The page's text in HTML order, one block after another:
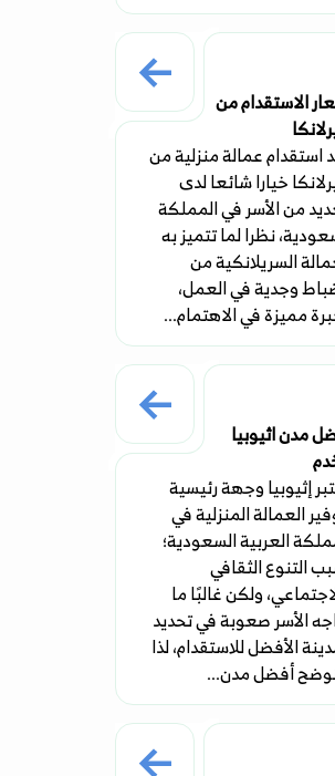
الاستقدام من
استقدام عمالة منزلية من
خيارا شائعا لدى
من الأسر في المملكة
نظرا لما تتميز به
السريلانكية من
وجدية في العمل،
مميزة في الاهتمام...
مدن اثيوبيا
إثيوبيا وجهة رئيسية
العمالة المنزلية في
العربية السعودية؛
التنوع الثقافي
ولكن غالبًا ما
الأسر صعوبة في تحديد
الأفضل للاستقدام، لذا
أفضل مدن...